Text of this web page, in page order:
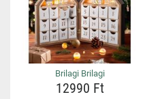
Brilagi Brilagi
12990 Ft